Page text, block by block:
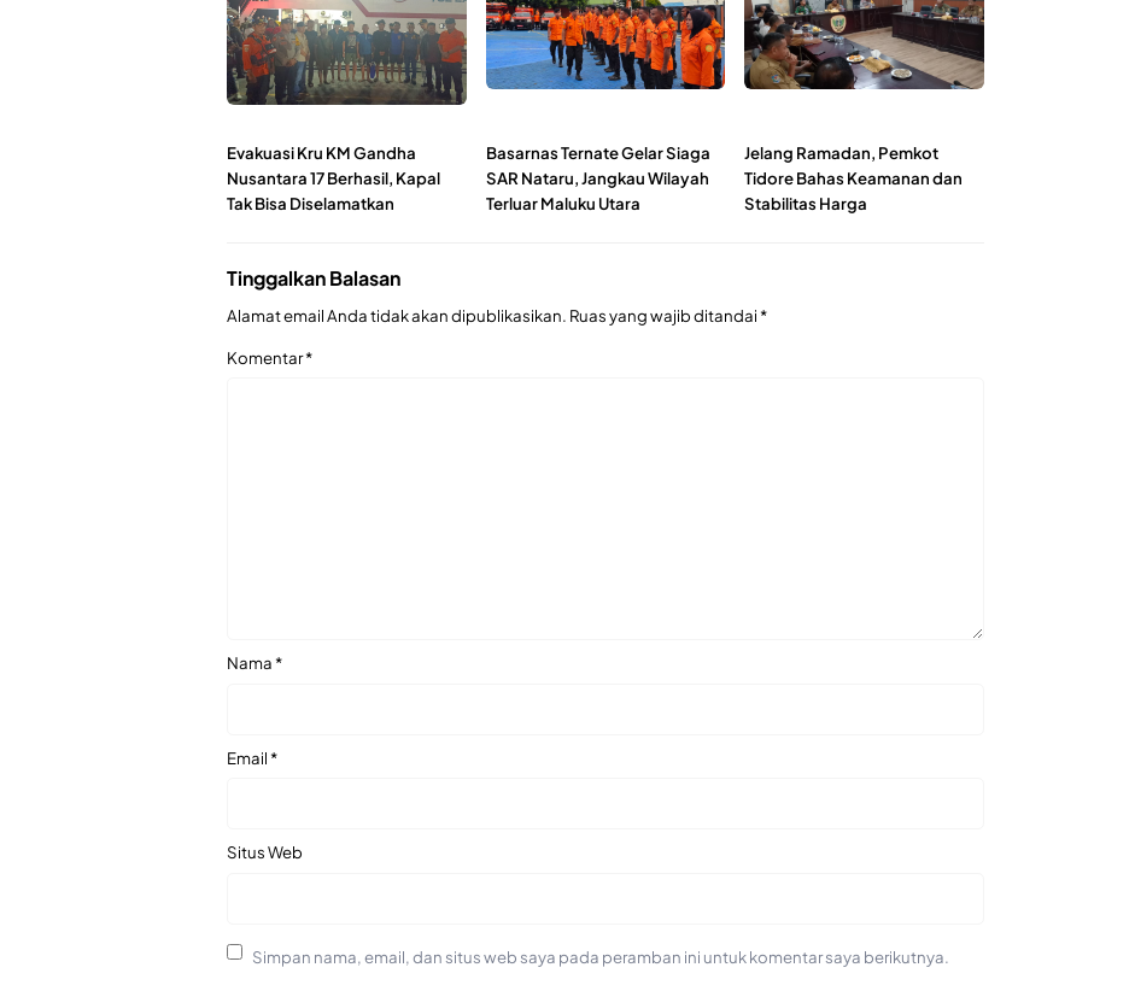
Evakuasi Kru KM Gandha
Nusantara 17 Berhasil, Kapal
Tak Bisa Diselamatkan
Basarnas Ternate Gelar Siaga
SAR Nataru, Jangkau Wilayah
Terluar Maluku Utara
Jelang Ramadan, Pemkot
Tidore Bahas Keamanan dan
Stabilitas Harga
Tinggalkan Balasan
Alamat email Anda tidak akan dipublikasikan. Ruas yang wajib ditandai*
Komentar*
Nama*
Email*
Situs Web
Simpan nama, email, dan situs web saya pada peramban ini untuk komentar saya berikutnya.